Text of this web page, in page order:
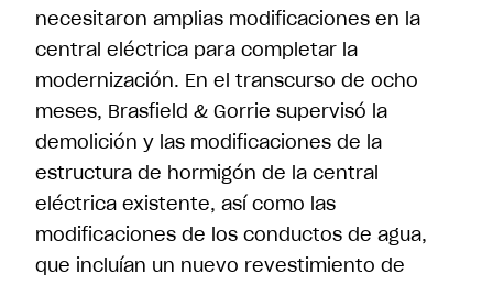
necesitaron amplias modificaciones en la
central eléctrica para completar la
modernización. En el transcurso de ocho
meses, Brasfield & Gorrie supervisó la
demolición y las modificaciones de la
estructura de hormigón de la central
eléctrica existente, así como las
modificaciones de los conductos de agua,
que incluían un nuevo revestimiento de